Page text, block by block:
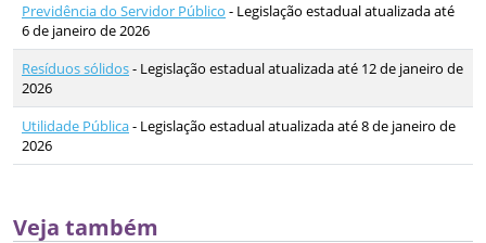
Previdência do Servidor Público - Legislação estadual atualizada até
6 de janeiro de 2026
Resíduos sólidos- Legislação estadual atualizada até 12 de janeiro de
2026
Utilidade Pública- Legislação estadual atualizada até 8 de janeiro de
2026
Veja também